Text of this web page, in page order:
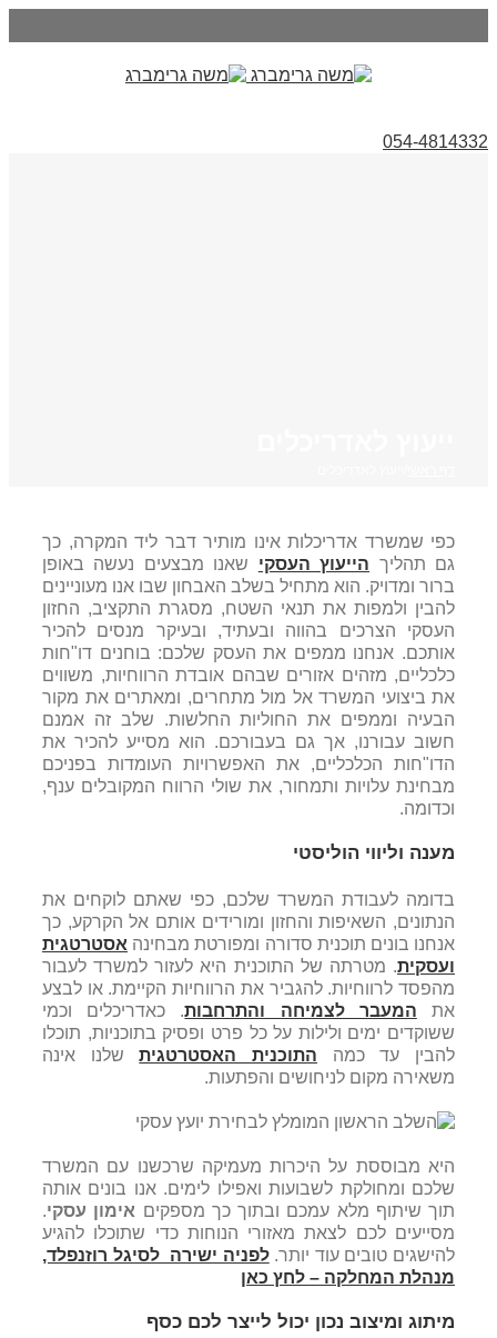
054-4814332
כפי שמשרד אדריכלות אינו מותיר דבר ליד המקרה, כך
גם תהליך הייעוץ העסקי שאנו מבצעים נעשה באופן
ברור ומדויק. הוא מתחיל בשלב האבחון שבו אנו מעוניינים
להבין ולמפות את תנאי השטח, מסגרת התקציב, החזון
העסקי הצרכים בהווה ובעתיד, ובעיקר מנסים להכיר
אותכם. אנחנו ממפים את העסק שלכם: בוחנים דו"חות
כלכליים, מזהים אזורים שבהם אובדת הרווחיות, משווים
את ביצועי המשרד אל מול מתחרים, ומאתרים את מקור
הבעיה וממפים את החוליות החלשות. שלב זה אמנם
חשוב עבורנו, אך גם בעבורכם. הוא מסייע להכיר את
הדו"חות הכלכליים, את האפשרויות העומדות בפניכם
מבחינת עלויות ותמחור, את שולי הרווח המקובלים ענף,
וכדומה.
מענה וליווי הוליסטי
בדומה לעבודת המשרד שלכם, כפי שאתם לוקחים את
הנתונים, השאיפות והחזון ומורידים אותם אל הקרקע, כך
אנחנו בונים תוכנית סדורה ומפורטת מבחינה אסטרטגית
ועסקית. מטרתה של התוכנית היא לעזור למשרד לעבור
מהפסד לרווחיות. להגביר את הרווחיות הקיימת. או לבצע
את המעבר לצמיחה והתרחבות. כאדריכלים וכמי
ששוקדים ימים ולילות על כל פרט ופסיק בתוכניות, תוכלו
להבין עד כמה התוכנית האסטרטגיתשלנו אינה
משאירה מקום לניחושים והפתעות.
היא מבוססת על היכרות מעמיקה שרכשנו עם המשרד
שלכם ומחולקת לשבועות ואפילו לימים. אנו בונים אותה
תוך שיתוף מלא עמכם ובתוך כך מספקים אימון עסקי.
מסייעים לכם לצאת מאזורי הנוחות כדי שתוכלו להגיע
להישגים טובים עוד יותר.לפניה ישירה לסיגל רוזנפלד,
מנהלת המחלקה – לחץ כאן
מיתוג ומיצוב נכון יכול לייצר לכם כסף